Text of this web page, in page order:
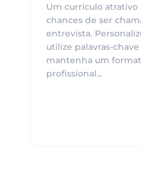
Um currículo atrativo
chances de ser
entrevista.
utilize palavras-
mantenha um
profissional...